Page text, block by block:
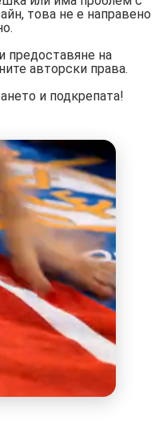
това не е направено
предоставяне на
авторски права.
и подкрепата!